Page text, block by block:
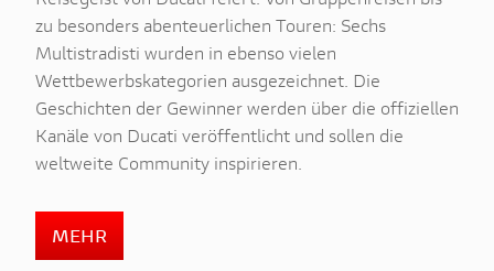
zu besonders abenteuerlichen Touren: Sechs
Multistradisti wurden in ebenso vielen
Wettbewerbskategorien ausgezeichnet. Die
Geschichten der Gewinner werden über die offiziellen
Kanäle von Ducati veröffentlicht und sollen die
weltweite Community inspirieren.
MEHR